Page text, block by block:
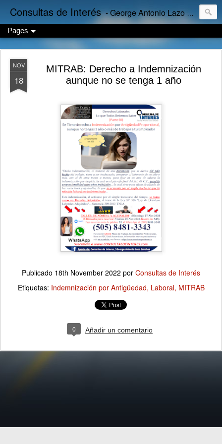
Consultas de Interés - George Antonio Lazo Sánchez
Pages
NOV
18
MITRAB: Derecho a Indemnización
aunque no se tenga 1 año
Publicado 18th November 2022 por Consultas de Interés
Etiquetas: Indemnización por Antigüedad Laboral MITRAB
0 Añadir un comentario